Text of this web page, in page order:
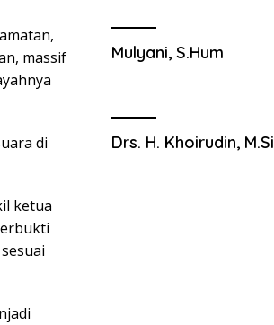
massif
di
ketua
Mulyani, S.Hum
Drs. H. Khoirudin, M.Si